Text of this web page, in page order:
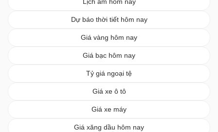
Dự báo thời tiết hôm nay
Giá vàng hôm nay
Giá bạc hôm nay
Tỷ giá ngoại tệ
Giá xe ô tô
Giá xe máy
Giá xăng dầu hôm nay